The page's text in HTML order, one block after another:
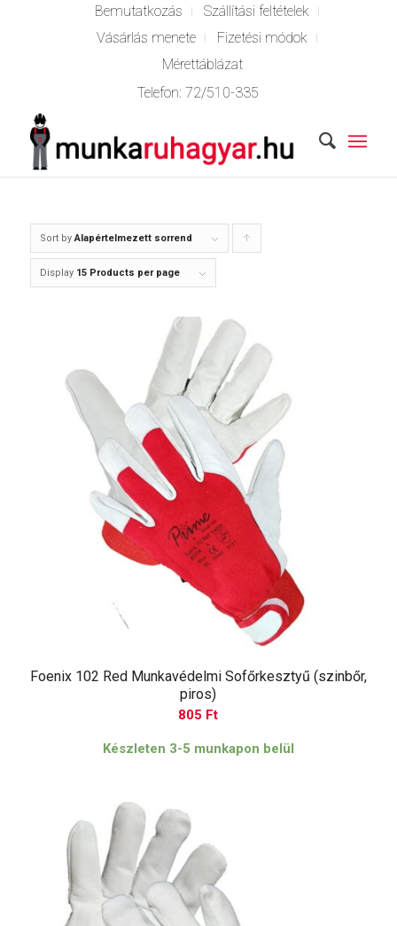
Bemutatkozás
Szállítási feltételek
Vásárlás menete
Fizetési módok
Mérettáblázat
Telefon:72/510-335
Sort byAlapértelmezett sorrend
products
ascending
Display 15 Products per page
Foenix 102 Red Munkavédelmi Sofőrkesztyű (szinbőr,
piros)
805 Ft
Készleten 3-5 munkapon belül